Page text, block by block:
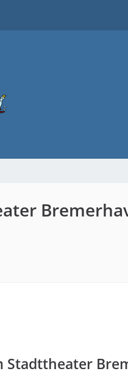
Stadttheater